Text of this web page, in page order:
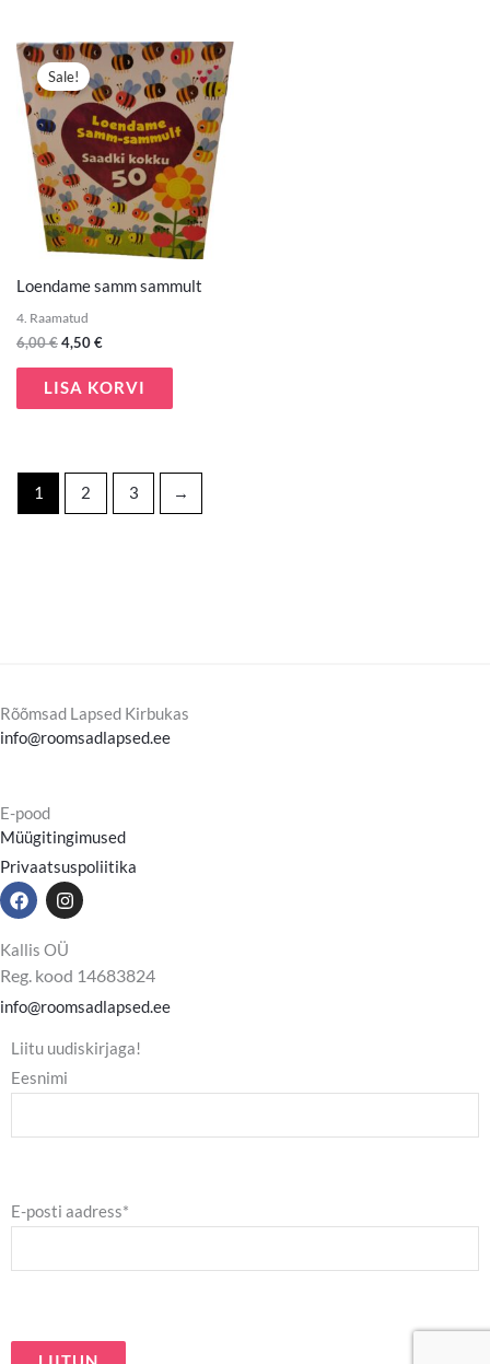
Sale!
Loendame samm sammult
4. Raamatud
6,00€
Algne
hind
oli:
6,00 €.
4,50€
Praegune
hind
on:
4,50 €.
LISA KORVI
1 2 3 →
Rõõmsad Lapsed Kirbukas
info@roomsadlapsed.ee
E-pood
Müügitingimused
Privaatsuspoliitika
F
a
e
o
o
k
I
n
t
a
g
r
a
m
Kallis OÜ
Reg. kood 14683824
info@roomsadlapsed.ee
Liitu uudiskirjaga!
Eesnimi
E-posti aadress*